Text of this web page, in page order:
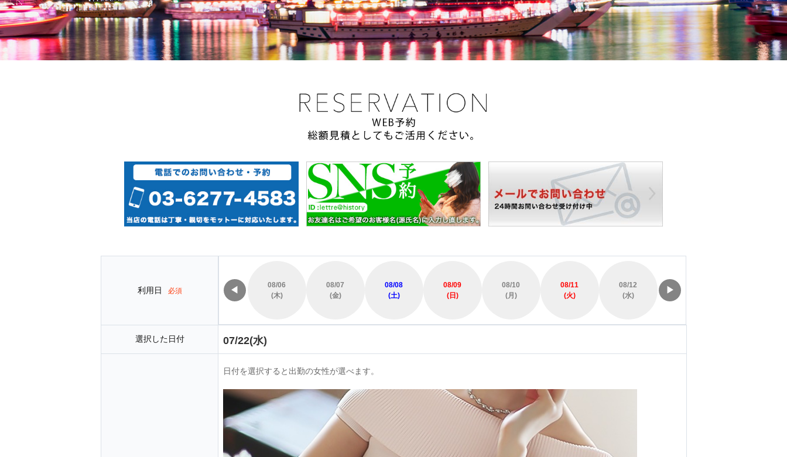
利用日 必須 ◀
08/06
(木)
08/07
(金)
08/08
(土)
08/09
(日)
08/10
(月)
08/11
(火)
08/12
(水)
08/13
(木)
▶
選択した日付 07/22(水)
日付を選択すると出勤の女性が選べます。